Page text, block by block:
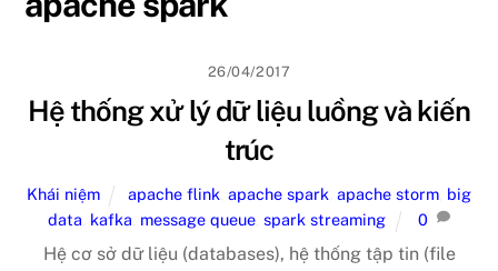
26/04/2017
Hệ thống xử lý dữ liệu luồng và kiến
trúc
Khái niệm apache flink ,apache spark ,apache storm big
data kafka message queue ,spark streaming 0
Hệ cơ sở dữ liệu (databases), hệ thống tập tin (file